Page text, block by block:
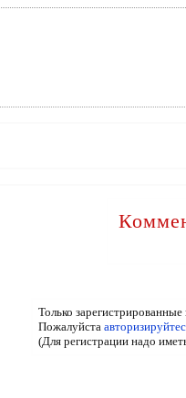
Только
Пожалуйста
(Для регистрации надо